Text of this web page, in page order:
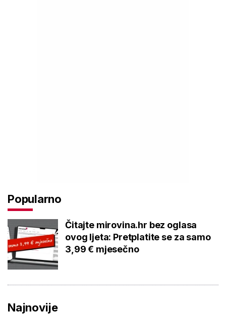
Popularno
Čitajte mirovina.hr bez oglasa
ovog ljeta: Pretplatite se za samo
3,99 € mjesečno
Najnovije